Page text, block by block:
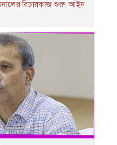
বিচারকাজ শুরু: আইন